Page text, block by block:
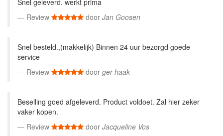
Snel geleverd. werkt prima
Review
door Jan Goosen
Snel besteld.,(makkelijk) Binnen 24 uur bezorgd goede
service
Review
door ger haak
Beselling goed afgeleverd. Product voldoet. Zal hier zeker
vaker kopen.
Review
door Jacqueline Vos